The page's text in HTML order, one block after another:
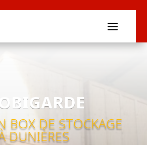
BOX DE STOCKAGE
DUNIÈRES